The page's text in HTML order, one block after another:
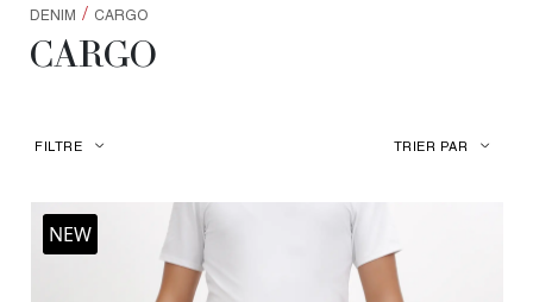
DENIM / CARGO
CARGO
FILTRE TRIER PAR
NEW